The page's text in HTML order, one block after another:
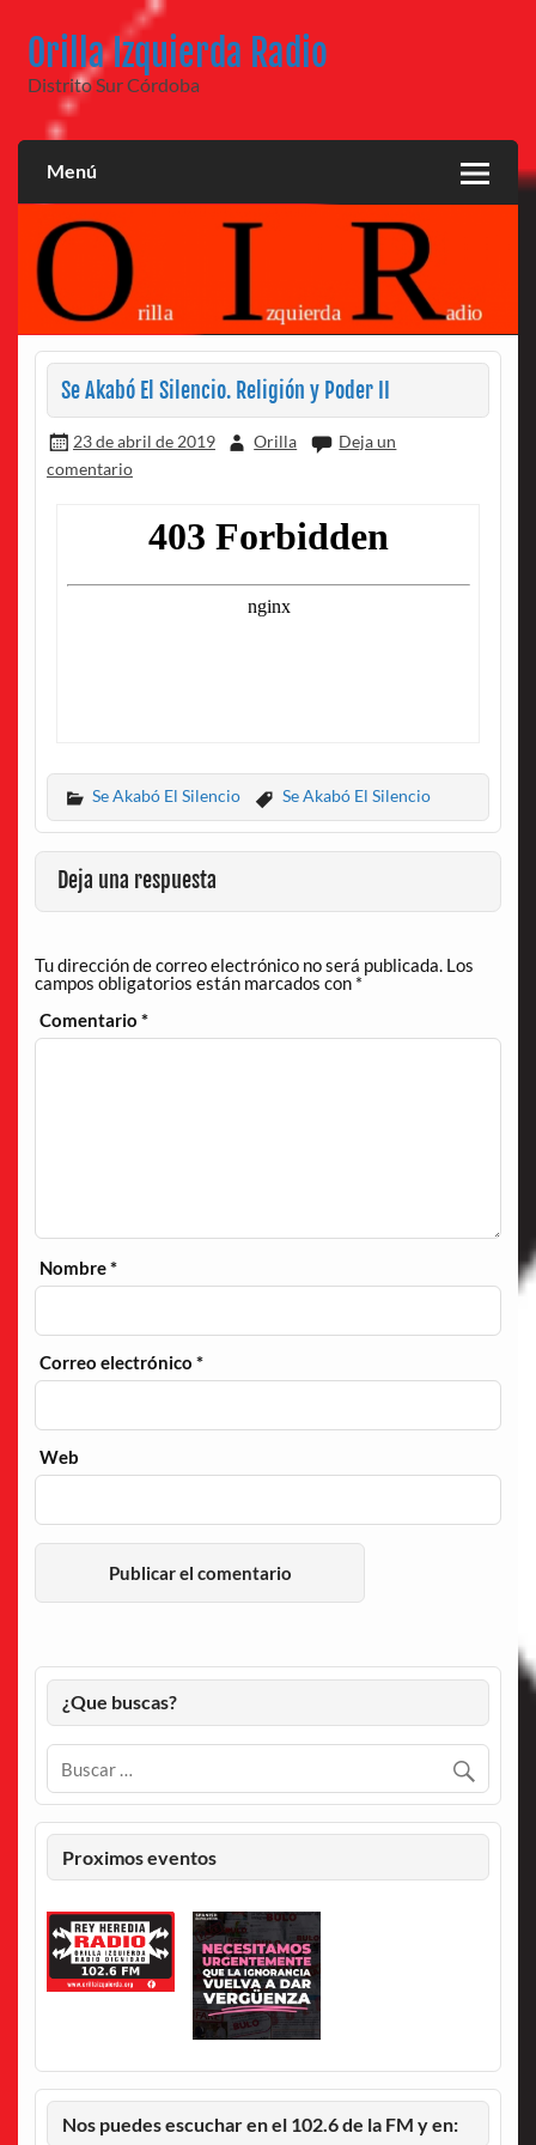
contenido
Orilla Izquierda Radio
Distrito Sur Córdoba
Menú
Se Akabó El Silencio. Religión y Poder II
23 de abril de 2019 Orilla
Deja un
comentario
Se Akabó El Silencio Se Akabó El Silencio
Deja una respuesta
Tu dirección de correo electrónico no será publicada. Los
campos obligatorios están marcados con *
Comentario*
Nombre*
Correo electrónico*
Web
¿Que buscas?
Proximos eventos
Nos puedes escuchar en el 102.6 de la FM y en: